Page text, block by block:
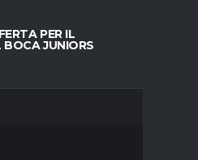
PER IL
JUNIORS